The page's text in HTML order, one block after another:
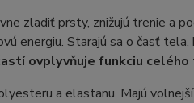
zladiť prsty, znižujú trenie a
energiu. Starajú sa o časť
ovplyvňuje funkciu
a elastanu. Majú